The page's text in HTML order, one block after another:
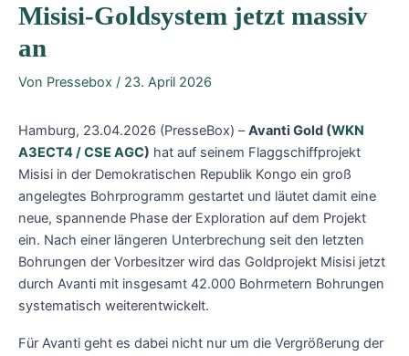
Misisi-Goldsystem jetzt massiv
an
Von Pressebox / 23. April 2026
Hamburg, 23.04.2026 (PresseBox) –Avanti Gold (WKN
A3ECT4 / CSE AGC) hat auf seinem Flaggschiffprojekt
Misisi in der Demokratischen Republik Kongo ein groß
angelegtes Bohrprogramm gestartet und läutet damit eine
neue, spannende Phase der Exploration auf dem Projekt
ein. Nach einer längeren Unterbrechung seit den letzten
Bohrungen der Vorbesitzer wird das Goldprojekt Misisi jetzt
durch Avanti mit insgesamt 42.000 Bohrmetern Bohrungen
systematisch weiterentwickelt.
Für Avanti geht es dabei nicht nur um die Vergrößerung der